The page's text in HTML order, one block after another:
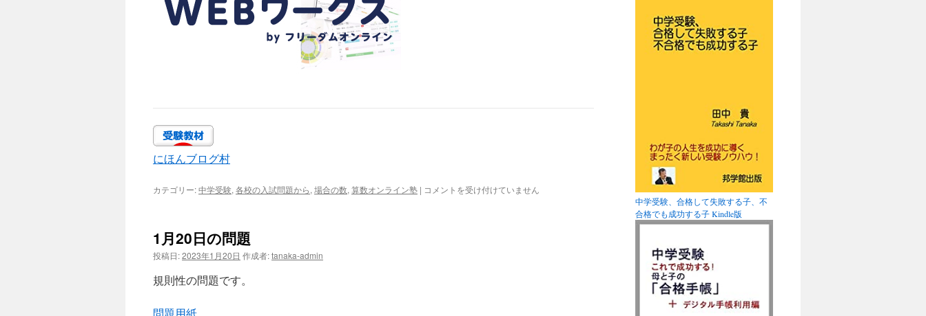
にほんブログ村
カテゴリー:中学受験, 各校の入試問題から, 場合の数, 算数オンライン塾 | 1コメントを受け付けていません
1月20日の問題
投稿日:2023年1月20日 作成者:tanaka-admin
規則性の問題です。
問題用紙
中学受験、合格して失敗する子、不
合格でも成功する子 Kindle版